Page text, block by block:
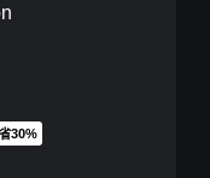
扣优惠
30%